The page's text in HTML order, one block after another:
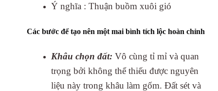
Ý nghĩa : Thuận buồm xuôi gió
Các bước để tạo nên một mai bình tích lộc hoàn chỉnh
Khâu chọn đất: Vô cùng tỉ mỉ và quan
trọng bởi không thể thiếu được nguyên
liệu này trong khâu làm gốm. Đất sét và